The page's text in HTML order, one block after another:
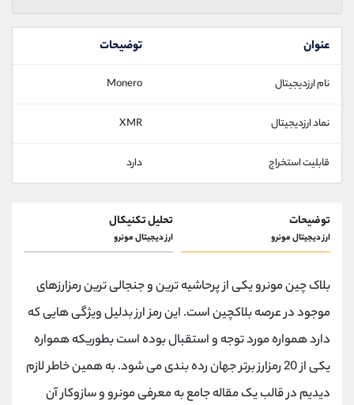
عنوان توضیحات
نام ارزدیجیتال Monero
نماد ارزدیجیتال XMR
قابلیت استخراج دارد
توضیحات
ارز دیجیتال مونرو
تحلیل تکنیکال
ارز دیجیتال مونرو
بلاک چین مونرو یکی از پرحاشیه ترین و جنجالی ترین رمزارزهای
موجود در عرصه بلاکچین است. این رمز ارز بدلیل ویژگی هایی که
دارد همواره مورد توجه و استقبال بوده است بطوریکه همواره
یکی از 20 رمزارز برتر جهان رده بندی می شود. به همین خاطر لازم
دیدیم در قالب یک مقاله جامع به معرفی مونرو و سازوکار آن